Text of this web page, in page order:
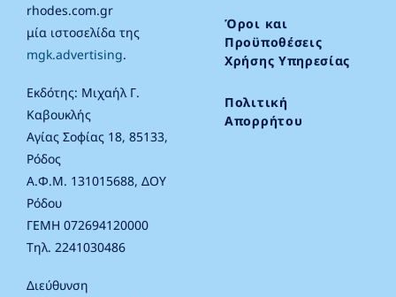
rhodes.com.gr
μία ιστοσελίδα της
mgk.advertising.
Εκδότης: Μιχαήλ Γ.
Καβουκλής
Αγίας Σοφίας 18, 85133,
Ρόδος
Α.Φ.Μ. 131015688, ΔΟΥ
Ρόδου
ΓΕΜΗ 072694120000
Τηλ. 2241030486
Διεύθυνση
Όροι και
Προϋποθέσεις
Χρήσης Υπηρεσίας
Πολιτική
Απορρήτου